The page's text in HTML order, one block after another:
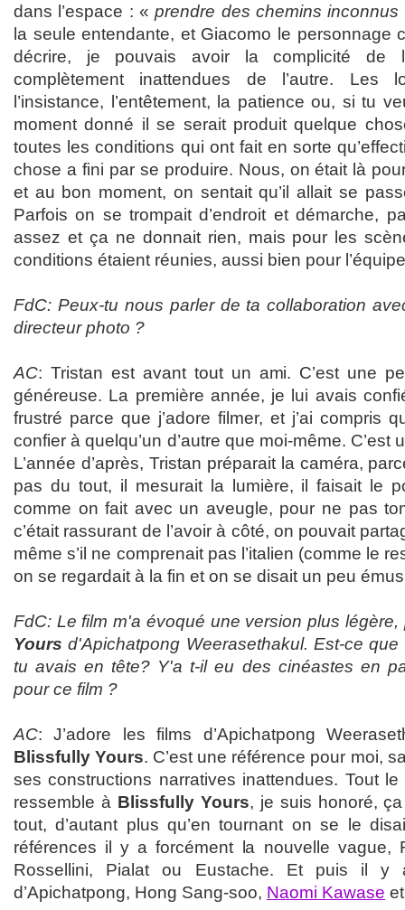
dans l’espace : «prendre des chemins inconnus
la seule entendante, et Giacomo le personnage
décrire, je pouvais avoir la complicité de
complètement inattendues de l’autre. Les
l’insistance, l’entêtement, la patience ou, si tu
moment donné il se serait produit quelque
toutes les conditions qui ont fait en sorte
chose a fini par se produire. Nous, on était là
et au bon moment, on sentait qu’il allait se
Parfois on se trompait d’endroit et démarche,
assez et ça ne donnait rien, mais pour les
conditions étaient réunies, aussi bien pour
FdC: Peux-tu nous parler de ta collaboration
directeur photo ?
AC: Tristan est avant tout un ami. C’est une
généreuse. La première année, je lui avais
frustré parce que j’adore filmer, et j’ai compris
confier à quelqu’un d’autre que moi-même.
L’année d’après, Tristan préparait la caméra,
pas du tout, il mesurait la lumière, il faisait le
comme on fait avec un aveugle, pour ne pas
c’était rassurant de l’avoir à côté, on pouvait
même s’il ne comprenait pas l’italien (comme le
on se regardait à la fin et on se disait un peu
FdC: Le film m'a évoqué une version plus
Yours d'Apichatpong Weerasethakul. Est-ce
tu avais en tête? Y'a t-il eu des cinéastes en
pour ce film ?
AC: J’adore les films d’Apichatpong
Blissfully Yours. C’est une référence pour moi,
ses constructions narratives inattendues. Tout
ressemble à Blissfully Yours, je suis honoré,
tout, d’autant plus qu’en tournant on se le
références il y a forcément la nouvelle vague,
Rossellini, Pialat ou Eustache. Et puis il y
d’Apichatpong, Hong Sang-soo, Naomi Kawase